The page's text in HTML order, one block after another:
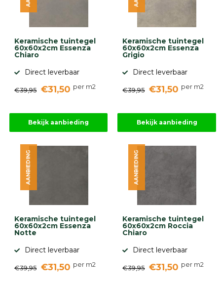
Keramische tuintegel
60x60x2cm Essenza
Chiaro
Direct leverbaar
€39,95 €31,50 per m2
Bekijk aanbieding
Keramische tuintegel
60x60x2cm Essenza
Grigio
Direct leverbaar
€39,95 €31,50 per m2
Bekijk aanbieding
Keramische tuintegel
60x60x2cm Essenza
Notte
Direct leverbaar
€39,95 €31,50 per m2
AANBIEDING
Keramische tuintegel
60x60x2cm Roccia
Chiaro
Direct leverbaar
€39,95 €31,50 per m2
AANBIEDING